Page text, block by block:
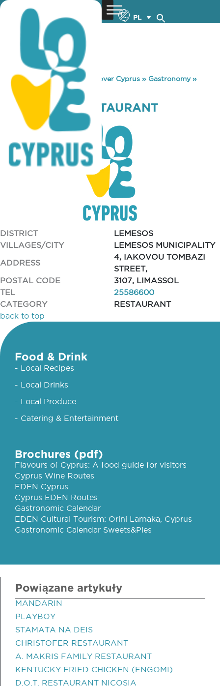
PL
You are here: Home »Discover Cyprus » Gastronomy»
TRATA FISH RESTAURANT
TRATA FISH RESTAURANT
DISTRICT
LEMESOS
VILLAGES/CITY
LEMESOS MUNICIPALITY
ADDRESS
4, IAKOVOU TOMBAZI
STREET,
POSTAL CODE
3107, LIMASSOL
TEL
25586600
CATEGORY
RESTAURANT
back to top
Food & Drink
- Local Recipes
- Local Drinks
- Local Produce
- Catering & Entertainment
Brochures (pdf)
Flavours of Cyprus: A food guide for visitors
Cyprus Wine Routes
EDEN Cyprus
Cyprus EDEN Routes
Gastronomic Calendar
EDEN Cultural Tourism: Orini Larnaka, Cyprus
Gastronomic Calendar Sweets&Pies
Powiązane artykuły
MANDARIN
PLAYBOY
STAMATA NA DEIS
CHRISTOFER RESTAURANT
A. MAKRIS FAMILY RESTAURANT
KENTUCKY FRIED CHICKEN (ENGOMI)
D.O.T. RESTAURANT NICOSIA